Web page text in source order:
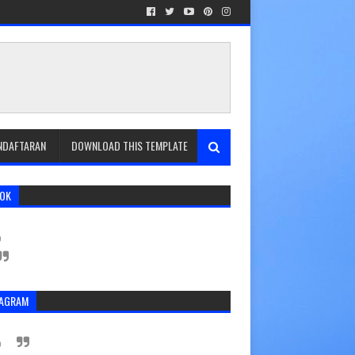
DOWNLOAD THIS TEMPLATE